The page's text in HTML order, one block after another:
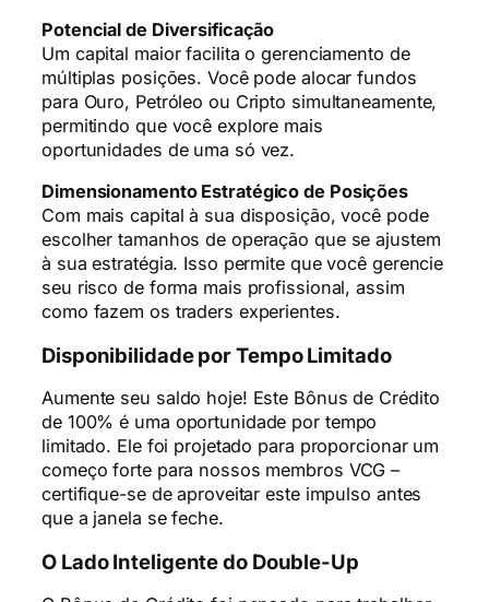
Potencial de Diversificação
Um capital maior facilita o gerenciamento de
múltiplas posições. Você pode alocar fundos
para Ouro, Petróleo ou Cripto simultaneamente,
permitindo que você explore mais
oportunidades de uma só vez.
Dimensionamento Estratégico de Posições
Com mais capital à sua disposição, você pode
escolher tamanhos de operação que se ajustem
à sua estratégia. Isso permite que você gerencie
seu risco de forma mais profissional, assim
como fazem os traders experientes.
Disponibilidade por Tempo Limitado
Aumente seu saldo hoje! Este Bônus de Crédito
de 100% é uma oportunidade por tempo
limitado. Ele foi projetado para proporcionar um
começo forte para nossos membros VCG –
certifique-se de aproveitar este impulso antes
que a janela se feche.
O Lado Inteligente do Double-Up